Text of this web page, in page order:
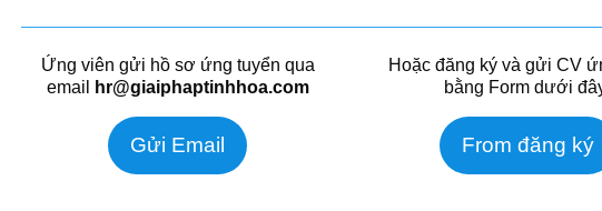
Ứng viên gửi hồ sơ ứng tuyển qua
email
hr@giaiphaptinhhoa.com
Gửi Email
Hoặc đăng ký và gửi CV
bằng Form dưới
From đăng ký